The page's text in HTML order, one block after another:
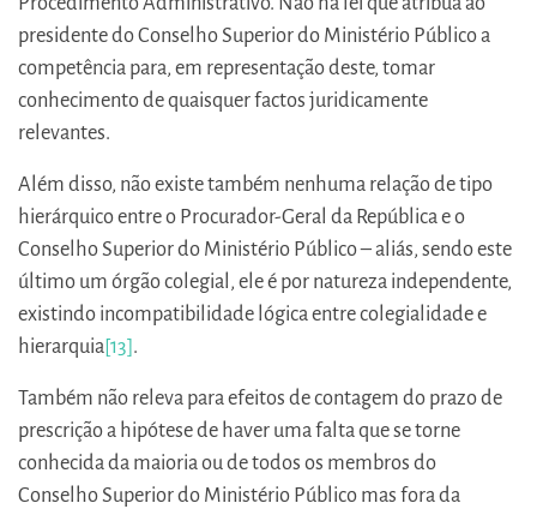
presidente do Conselho Superior do Ministério Público a
competência para, em representação deste, tomar
conhecimento de quaisquer factos juridicamente
relevantes.
Além disso, não existe também nenhuma relação de tipo
hierárquico entre o Procurador-Geral da República e o
Conselho Superior do Ministério Público – aliás, sendo este
último um órgão colegial, ele é por natureza independente,
existindo incompatibilidade lógica entre colegialidade e
hierarquia[13].
Também não releva para efeitos de contagem do prazo de
prescrição a hipótese de haver uma falta que se torne
conhecida da maioria ou de todos os membros do
Conselho Superior do Ministério Público mas fora da